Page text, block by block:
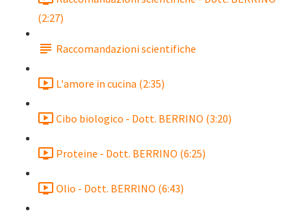
(2:27)
Raccomandazioni scientifiche
L'amore in cucina (2:35)
Cibo biologico - Dott. BERRINO (3:20)
Proteine - Dott. BERRINO (6:25)
Olio - Dott. BERRINO (6:43)